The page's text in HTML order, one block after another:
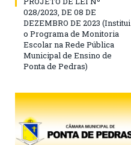
028/2023, DE 08 DE
DEZEMBRO DE 2023 (Institui
o Programa de Monitoria
Escolar na Rede Pública
Municipal de Ensino de
Ponta de Pedras)